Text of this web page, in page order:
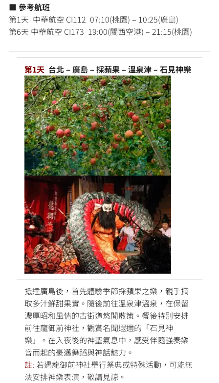
■ 參考航班
第1天 中華航空 CI112 07:10(桃園) – 10:25(廣島)
第6天 中華航空 CI173 19:00(關西空港) – 21:15(桃園)
第1天 台北 – 廣島 – 採蘋果 – 溫泉津 – 石見神樂
抵達廣島後，首先體驗季節採蘋果之樂，親手摘
取多汁鮮甜果實。隨後前往溫泉津溫泉，在保留
濃厚昭和風情的古街道悠閒散策。餐後特別安排
前往龍御前神社，觀賞名聞遐邇的「石見神
樂」。在入夜後的神聖氣息中，感受伴隨強奏樂
音而起的豪邁舞蹈與神話魅力。
註: 若遇龍御前神社舉行祭典或特殊活動，可能無
法安排神樂表演，敬請見諒。